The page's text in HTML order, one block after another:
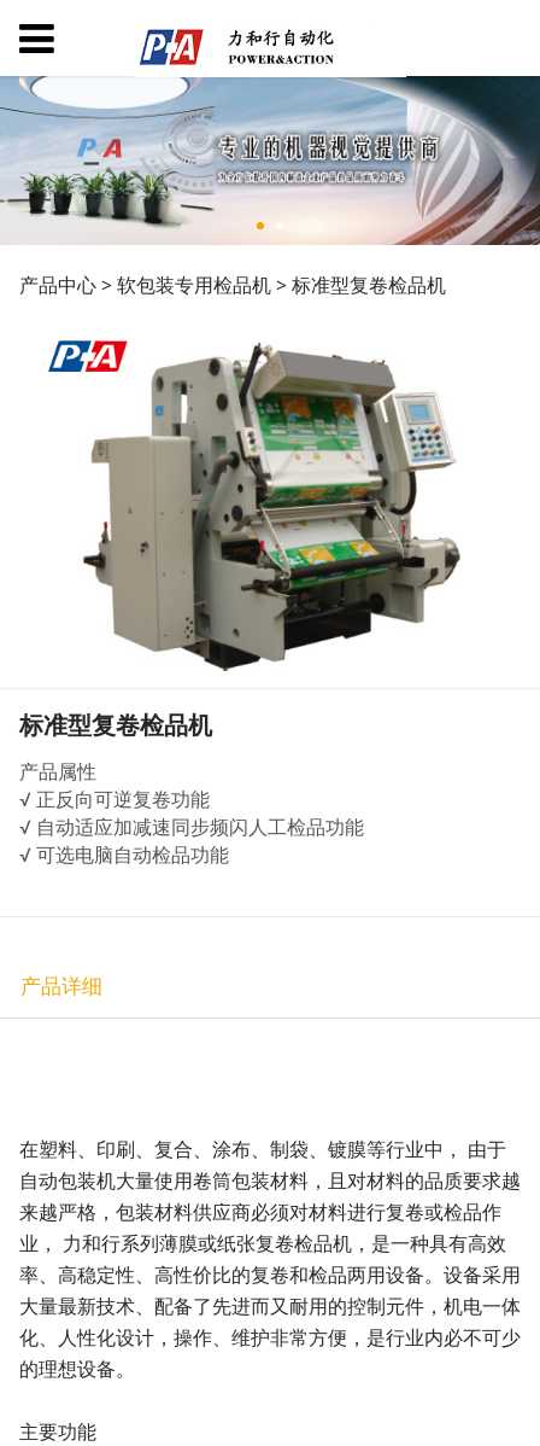
标准型复卷检品机
产品中心>软包装专用检品机>标准型复卷检品机
标准型复卷检品机
产品属性
√ 正反向可逆复卷功能
√ 自动适应加减速同步频闪人工检品功能
√ 可选电脑自动检品功能
产品详细
在塑料、印刷、复合、涂布、制袋、镀膜等行业中， 由于
自动包装机大量使用卷筒包装材料，且对材料的品质要求越
来越严格，包装材料供应商必须对材料进行复卷或检品作
业， 力和行系列薄膜或纸张复卷检品机，是一种具有高效
率、高稳定性、高性价比的复卷和检品两用设备。设备采用
大量最新技术、配备了先进而又耐用的控制元件，机电一体
化、人性化设计，操作、维护非常方便，是行业内必不可少
的理想设备。
主要功能